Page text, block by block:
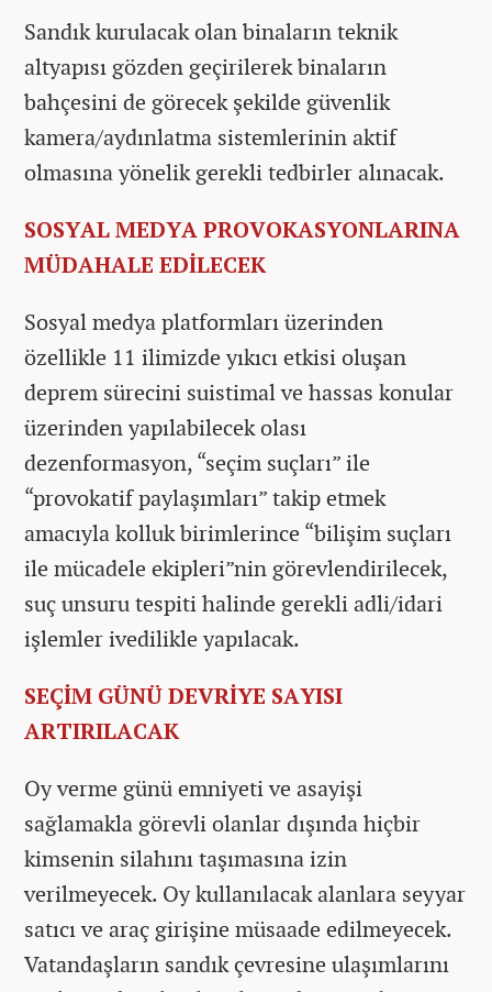
Sandık kurulacak olan binaların teknik
altyapısı gözden geçirilerek binaların
bahçesini de görecek şekilde güvenlik
kamera/aydınlatma sistemlerinin aktif
olmasına yönelik gerekli tedbirler alınacak.
SOSYAL MEDYA PROVOKASYONLARINA
MÜDAHALE EDİLECEK
Sosyal medya platformları üzerinden
özellikle 11 ilimizde yıkıcı etkisi oluşan
deprem sürecini suistimal ve hassas konular
üzerinden yapılabilecek olası
dezenformasyon, “seçim suçları” ile
“provokatif paylaşımları” takip etmek
amacıyla kolluk birimlerince “bilişim suçları
ile mücadele ekipleri”nin görevlendirilecek,
suç unsuru tespiti halinde gerekli adli/idari
işlemler ivedilikle yapılacak.
SEÇİM GÜNÜ DEVRİYE SAYISI
ARTIRILACAK
Oy verme günü emniyeti ve asayişi
sağlamakla görevli olanlar dışında hiçbir
kimsenin silahını taşımasına izin
verilmeyecek. Oy kullanılacak alanlara seyyar
satıcı ve araç girişine müsaade edilmeyecek.
Vatandaşların sandık çevresine ulaşımlarını